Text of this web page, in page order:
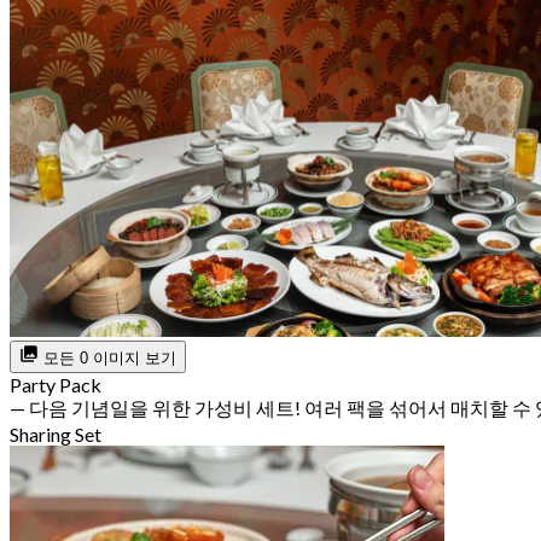
모든 0 이미지 보기
Party Pack
— 다음 기념일을 위한 가성비 세트! 여러 팩을 섞어서 매치할 수
Sharing Set